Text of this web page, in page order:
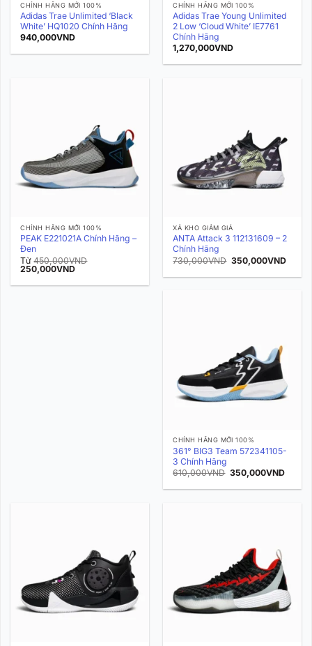
CHÍNH HÃNG MỚI 100%
Adidas Trae Unlimited ‘Black
White’ HQ1020 Chính Hãng
940,000VND
CHÍNH HÃNG MỚI 100%
Adidas Trae Young Unlimited
2 Low ‘Cloud White’ IE7761
Chính Hãng
1,270,000VND
CHÍNH HÃNG MỚI 100%
PEAK E221021A Chính Hãng –
Đen
Từ450,000VND
Giá
là:
250,000VNDGiá
tại
XẢ KHO GIẢM GIÁ
ANTA Attack 3 112131609 – 2
Chính Hãng
730,000VND Giá
là:
350,000VNDGiá
tại
CHÍNH HÃNG MỚI 100%
361° BIG3 Team 572341105-
3 Chính Hãng
610,000VND Giá
là:
350,000VNDGiá
tại